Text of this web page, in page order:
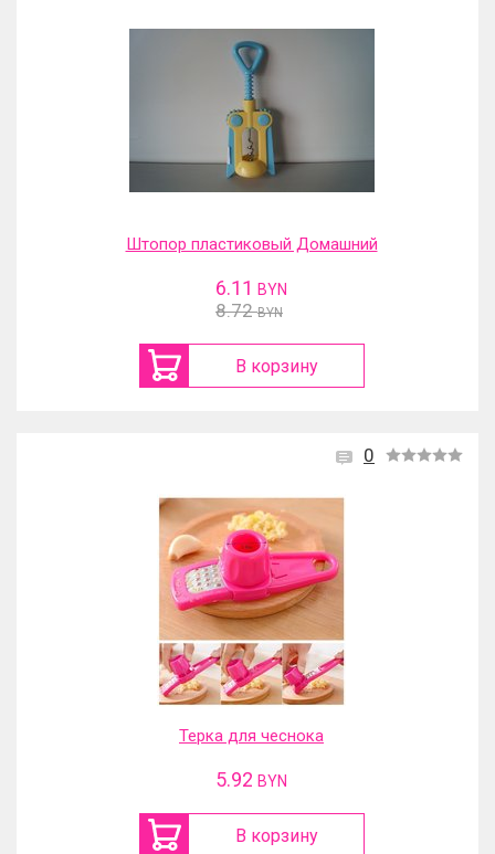
Штопор пластиковый Домашний
6.11 BYN
8.72 BYN
В корзину
0
Терка для чеснока
5.92 BYN
В корзину